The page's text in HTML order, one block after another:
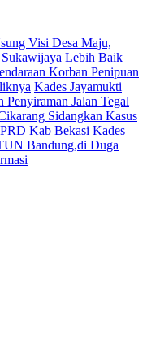
Visi Desa Maju,
Lebih Baik
Korban Penipuan
Kades Jayamukti
Jalan Tegal
Sidangkan Kasus
Kab Bekasi Kades
Bandung,di Duga